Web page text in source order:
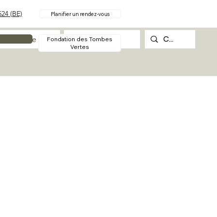
Contact
Fondation des Tombes
Vertes
(BE) Planifier un rendez-vous